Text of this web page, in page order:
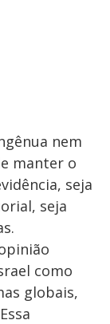
nem
manter o
seja
seja
como
globais,